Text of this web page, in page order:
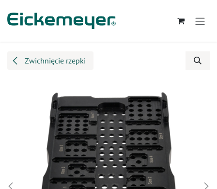
Zwichnięcie rzepki